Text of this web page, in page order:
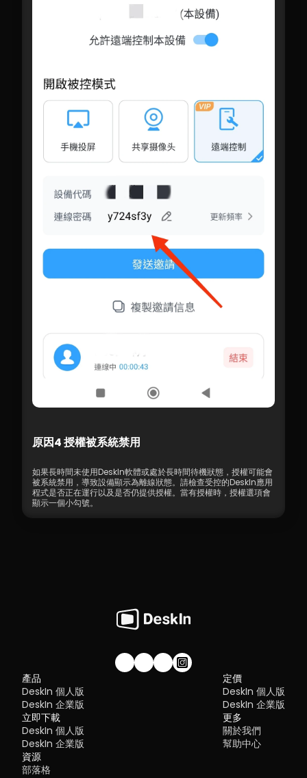
原因4 授權被系統禁用
如果長時間未使用DeskIn軟體或處於長時間待機狀態，授權可能會
被系統禁用，導致設備顯示為離線狀態。請檢查受控的DeskIn應用
程式是否正在運行以及是否仍提供授權。當有授權時，授權選項會
顯示一個小勾號。
加入我們的社群！
產品
DeskIn 個人版
DeskIn 企業版
立即下載
DeskIn 個人版
DeskIn 企業版
定價
DeskIn 個人版
DeskIn 企業版
更多
關於我們
幫助中心
資源
部落格